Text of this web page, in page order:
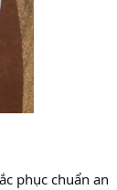
phục chuẩn an